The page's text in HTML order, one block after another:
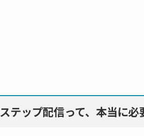
ステップ配信って、本当に必